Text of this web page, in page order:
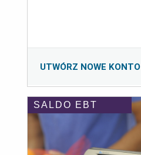
UTWÓRZ NOWE KONTO
SALDO EBT